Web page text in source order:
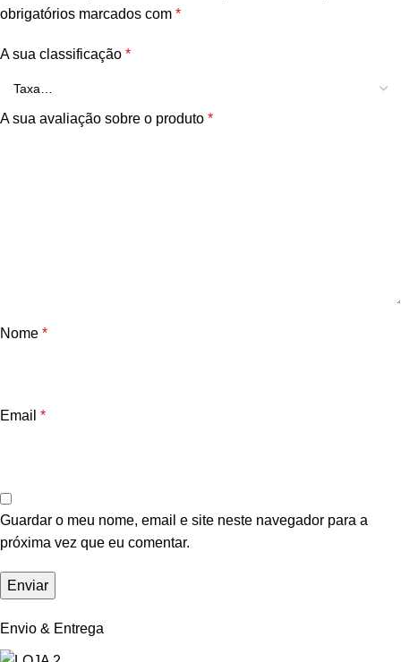
obrigatórios marcados com *
A sua classificação *
A sua avaliação sobre o produto *
Nome *
Email *
Guardar o meu nome, email e site neste navegador para a
próxima vez que eu comentar.
Envio & Entrega